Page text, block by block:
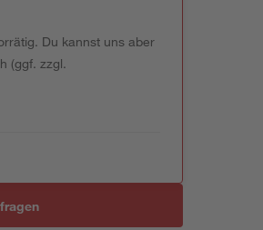
Du kannst uns aber
(ggf. zzgl.